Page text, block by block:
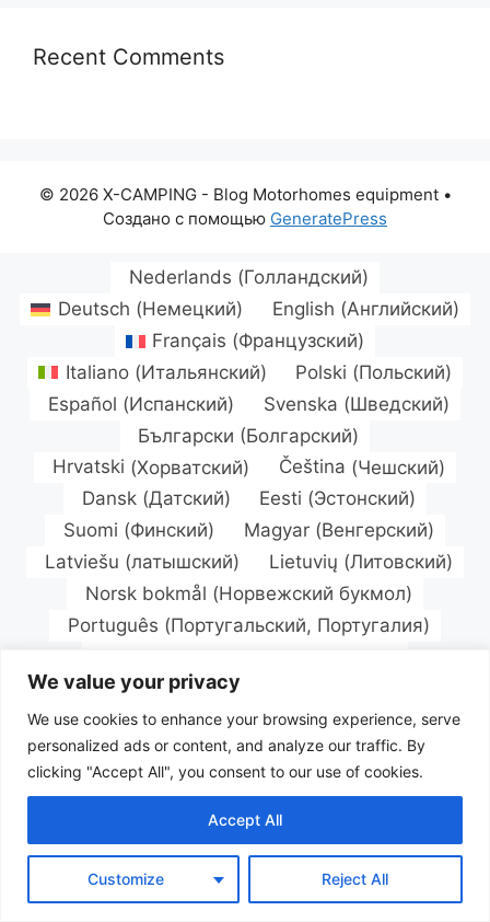
We value your privacy
We use cookies to enhance your browsing experience, serve
personalized ads or content, and analyze our traffic. By
clicking "Accept All", you consent to our use of cookies.
Customize Reject All
Accept All
Recent Comments
© 2026 X-CAMPING - Blog Motorhomes equipment•
Создано с помощью GeneratePress
Nederlands (Голландский)
Deutsch (Немецкий) English (Английский)
Français (Французский)
Italiano(Итальянский) Polski (Польский)
Español (Испанский) Svenska (Шведский)
Български (Болгарский)
Hrvatski (Хорватский) Čeština (Чешский)
Dansk(Датский) Eesti (Эстонский)
Suomi (Финский) Magyar(Венгерский)
Latviešu (латышский) Lietuvių (Литовский)
Norsk bokmål (Норвежский букмол)
Português (Португальский, Португалия)
Slovenčina(Славянский
Українська(Украинский)